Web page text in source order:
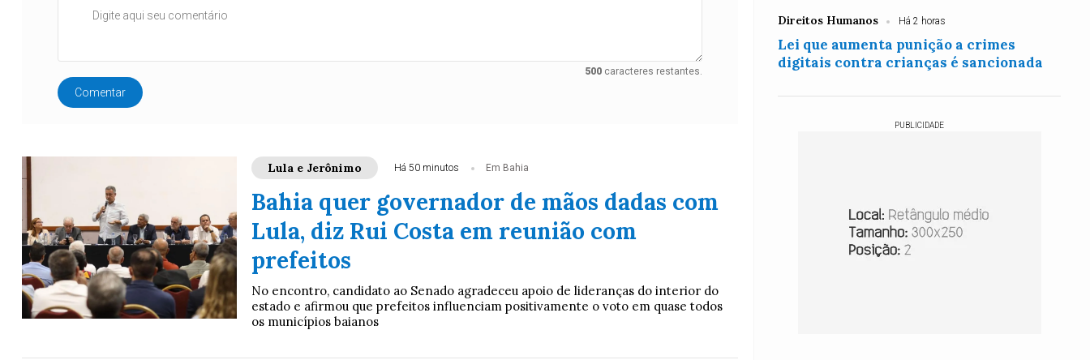
500caracteres restantes.
Comentar
Lula e Jerônimo Há 50 minutos Em Bahia
Bahia quer governador de mãos dadas com
Lula, diz Rui Costa em reunião com
prefeitos
No encontro, candidato ao Senado agradeceu apoio de lideranças do interior do
estado e afirmou que prefeitos influenciam positivamente o voto em quase todos
os municípios baianos
Direitos Humanos Há 2 horas
Lei que aumenta punição a crimes
digitais contra crianças é sancionada
PUBLICIDADE